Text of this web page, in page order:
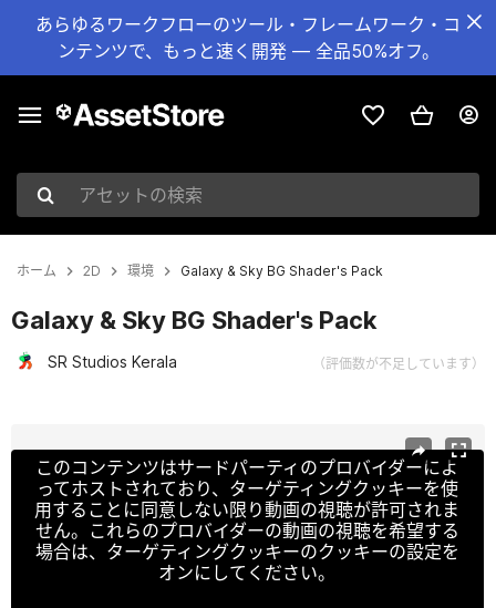
あらゆるワークフローのツール・フレームワーク・コ
ンテンツで、もっと速く開発 — 全品50%オフ。
アセットの検索
ホーム 2D 環境 Galaxy & Sky BG Shader's Pack
Galaxy & Sky BG Shader's Pack
SR Studios Kerala （評価数が不足しています）
このコンテンツはサードパーティのプロバイダーによ
ってホストされており、ターゲティングクッキーを使
用することに同意しない限り動画の視聴が許可されま
せん。これらのプロバイダーの動画の視聴を希望する
場合は、ターゲティングクッキーのクッキーの設定を
オンにしてください。